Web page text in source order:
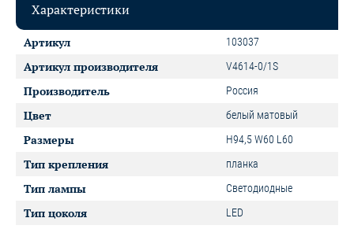
Характеристики
Артикул 103037
Артикул производителя V4614-0/1S
Производитель Россия
Цвет белый матовый
Размеры H94,5 W60 L60
Тип крепления планка
Тип лампы Светодиодные
Тип цоколя LED